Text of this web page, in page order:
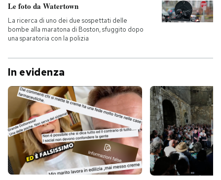
Le foto da Watertown
La ricerca di uno dei due sospettati delle
bombe alla maratona di Boston, sfuggito dopo
una sparatoria con la polizia
In evidenza